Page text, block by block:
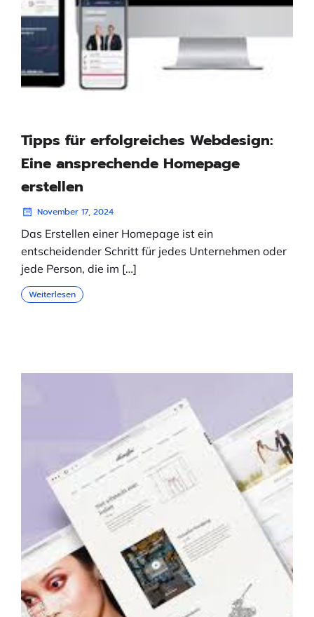
Tipps für erfolgreiches Webdesign:
Eine ansprechende Homepage
erstellen
November 17, 2024
Das Erstellen einer Homepage ist ein
entscheidender Schritt für jedes Unternehmen oder
jede Person, die im […]
Weiterlesen